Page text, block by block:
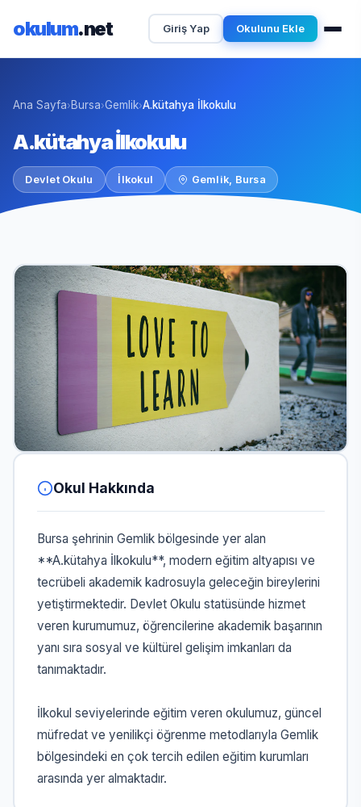
okulum.net Giriş Yap Okulunu Ekle
Ana Sayfa› Bursa›Gemlik›A.kütahya İlkokulu
A.kütahya İlkokulu
Devlet Okulu İlkokul Gemlik, Bursa
Okul Hakkında
Bursa şehrinin Gemlik bölgesinde yer alan
**A.kütahya İlkokulu**, modern eğitim altyapısı ve
tecrübeli akademik kadrosuyla geleceğin bireylerini
yetiştirmektedir. Devlet Okulu statüsünde hizmet
veren kurumumuz, öğrencilerine akademik başarının
yanı sıra sosyal ve kültürel gelişim imkanları da
tanımaktadır.
İlkokul seviyelerinde eğitim veren okulumuz, güncel
müfredat ve yenilikçi öğrenme metodlarıyla Gemlik
bölgesindeki en çok tercih edilen eğitim kurumları
arasında yer almaktadır.